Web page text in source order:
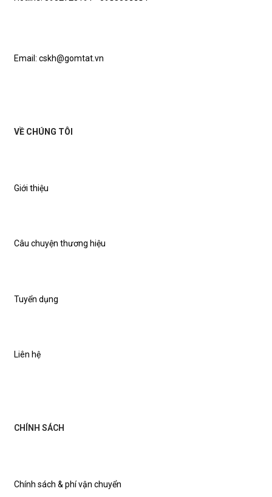
Email: cskh@gomtat.vn
VỀ CHÚNG TÔI
Giới thiệu
Câu chuyện thương hiệu
Tuyển dụng
Liên hệ
CHÍNH SÁCH
Chính sách & phí vận chuyển